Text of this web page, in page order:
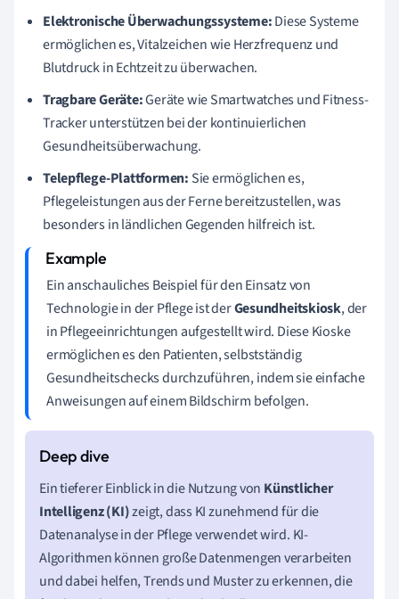
Elektronische Überwachungssysteme:Diese Systeme
ermöglichen es, Vitalzeichen wie Herzfrequenz und
Blutdruck in Echtzeit zu überwachen.
Tragbare Geräte:Geräte wie Smartwatches und Fitness-
Tracker unterstützen bei der kontinuierlichen
Gesundheitsüberwachung.
Telepflege-Plattformen: Sie ermöglichen es,
Pflegeleistungen aus der Ferne bereitzustellen, was
besonders in ländlichen Gegenden hilfreich ist.
Ein anschauliches Beispiel für den Einsatz von
Technologie in der Pflege ist derGesundheitskiosk, der
in Pflegeeinrichtungen aufgestellt wird. Diese Kioske
ermöglichen es den Patienten, selbstständig
Gesundheitschecks durchzuführen, indem sie einfache
Anweisungen auf einem Bildschirm befolgen.
Ein tieferer Einblick in die Nutzung von Künstlicher
Intelligenz (KI)zeigt, dass KI zunehmend für die
Datenanalyse in der Pflege verwendet wird. KI-
Algorithmen können große Datenmengen verarbeiten
und dabei helfen, Trends und Muster zu erkennen, die